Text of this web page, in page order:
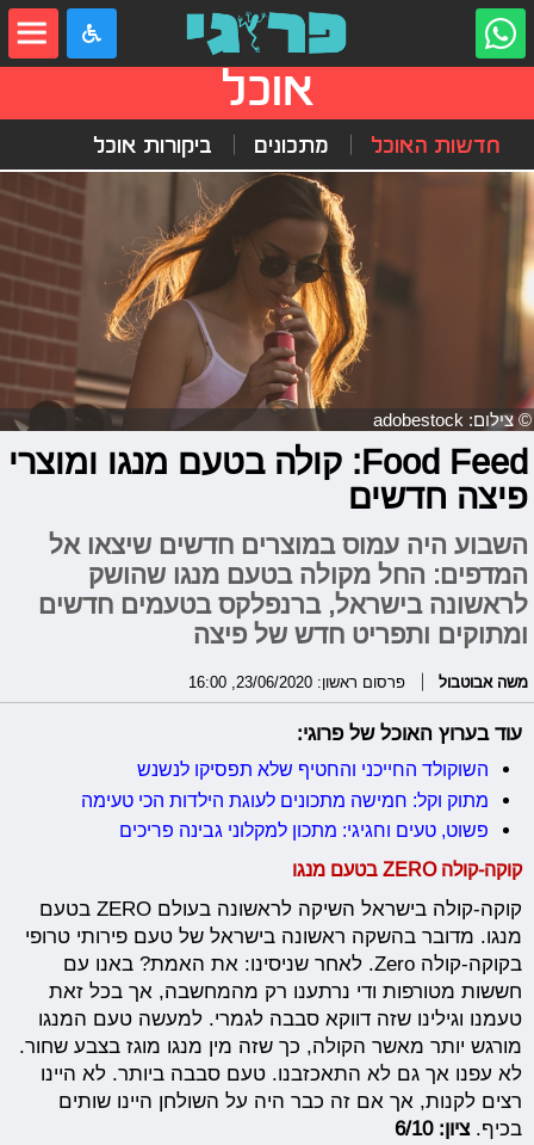
אוכל
חדשות האוכל מתכונים ביקורות אוכל
© צילום: adobestock
Food Feed: קולה בטעם מנגו ומוצרי
פיצה חדשים
השבוע היה עמוס במוצרים חדשים שיצאו אל
המדפים: החל מקולה בטעם מנגו שהושק
לראשונה בישראל, ברנפלקס בטעמים חדשים
ומתוקים ותפריט חדש של פיצה
משה אבוטבול פרסום ראשון: 23/06/2020, 16:00
עוד בערוץ האוכל של פרוגי:
השוקולד החייכני והחטיף שלא תפסיקו לנשנש
מתוק וקל: חמישה מתכונים לעוגת הילדות הכי טעימה
פשוט, טעים וחגיגי: מתכון למקלוני גבינה פריכים
קוקה-קולה ZERO בטעם מנגו
קוקה-קולה בישראל השיקה לראשונה בעולם ZERO בטעם
מנגו. מדובר בהשקה ראשונה בישראל של טעם פירותי טרופי
בקוקה-קולה Zero. לאחר שניסינו: את האמת? באנו עם
חששות מטורפות ודי נרתענו רק מהמחשבה, אך בכל זאת
טעמנו וגילינו שזה דווקא סבבה לגמרי. למעשה טעם המנגו
מורגש יותר מאשר הקולה, כך שזה מין מנגו מוגז בצבע שחור.
לא עפנו אך גם לא התאכזבנו. טעם סבבה ביותר. לא היינו
רצים לקנות, אך אם זה כבר היה על השולחן היינו שותים
בכיף.ציון: 6/10